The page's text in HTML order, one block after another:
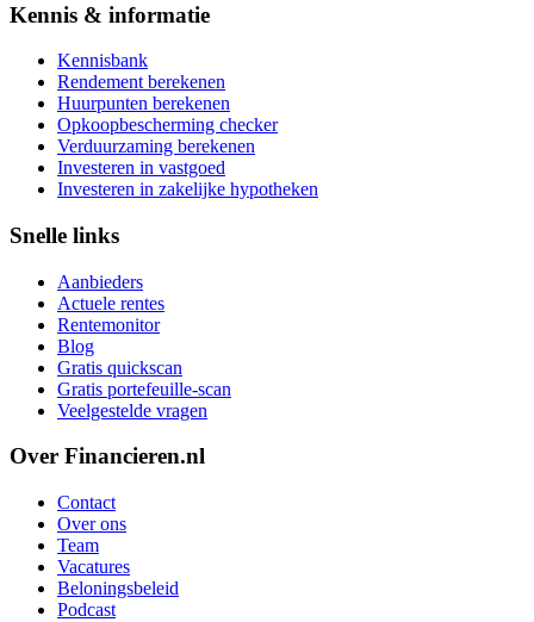
Kennis & informatie
Kennisbank
Rendement berekenen
Huurpunten berekenen
Opkoopbescherming checker
Verduurzaming berekenen
Investeren in vastgoed
Investeren in zakelijke hypotheken
Snelle links
Aanbieders
Actuele rentes
Rentemonitor
Blog
Gratis quickscan
Gratis portefeuille-scan
Veelgestelde vragen
Over Financieren.nl
Contact
Over ons
Team
Vacatures
Beloningsbeleid
Podcast